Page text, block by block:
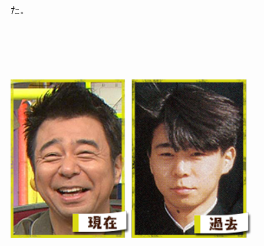
た。